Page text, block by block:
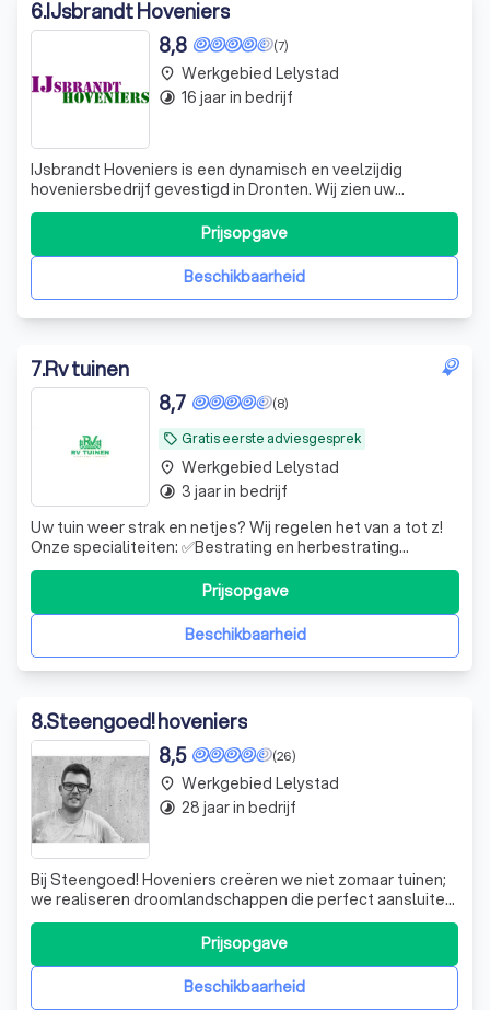
6.IJsbrandt Hoveniers
(7)
8,8
IJsbrandt Hoveniers is een dynamisch en veelzijdig
hoveniersbedrijf gevestigd in Dronten. Wij zien uw
tuinwensen als onze uitdaging en streven ernaar om uw
dromen te realiseren. Of het nu gaat om een dakterras,
een hofje in een nieuwbouwwijk of een parktuin van een
paar hectare, wij geloven dat drom
Beschikbaarheid
Prijsopgave
place Werkgebied Lelystad
timelapse 16 jaar in bedrijf
7.Rv tuinen
local_offer Gratis eerste adviesgesprek
(8)
8,7
Uw tuin weer strak en netjes? Wij regelen het van a tot z!
Onze specialiteiten: ✅Bestrating en herbestrating
✅Stevige schuttingen ✅Houten overkapping op maat
Waarom kiezen voor rv tuinen? - garantie op alle
werkzaamheden - duidelijke afspraken, geen verrassingen
- scherpe prijzen & gratis offert
Beschikbaarheid
Prijsopgave
place Werkgebied Lelystad
timelapse 3 jaar in bedrijf
8.Steengoed! hoveniers
(26)
8,5
Bij Steengoed! Hoveniers creëren we niet zomaar tuinen;
we realiseren droomlandschappen die perfect aansluiten
bij uw wensen en levensstijl. Met meer dan 25 jaar ervaring
in het vak, onderscheiden we ons door onze passie voor
het ontwerpen, aanleggen en onderhouden van unieke
buitenruimtes. Of u nuBeschikbaarheid
Prijsopgave
place Werkgebied Lelystad
timelapse 28 jaar in bedrijf